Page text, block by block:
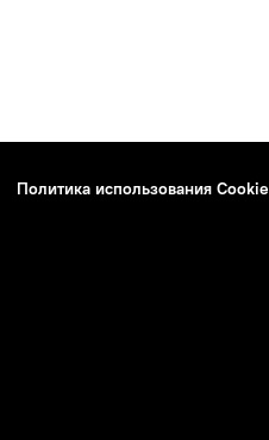
Политика использования Cookie